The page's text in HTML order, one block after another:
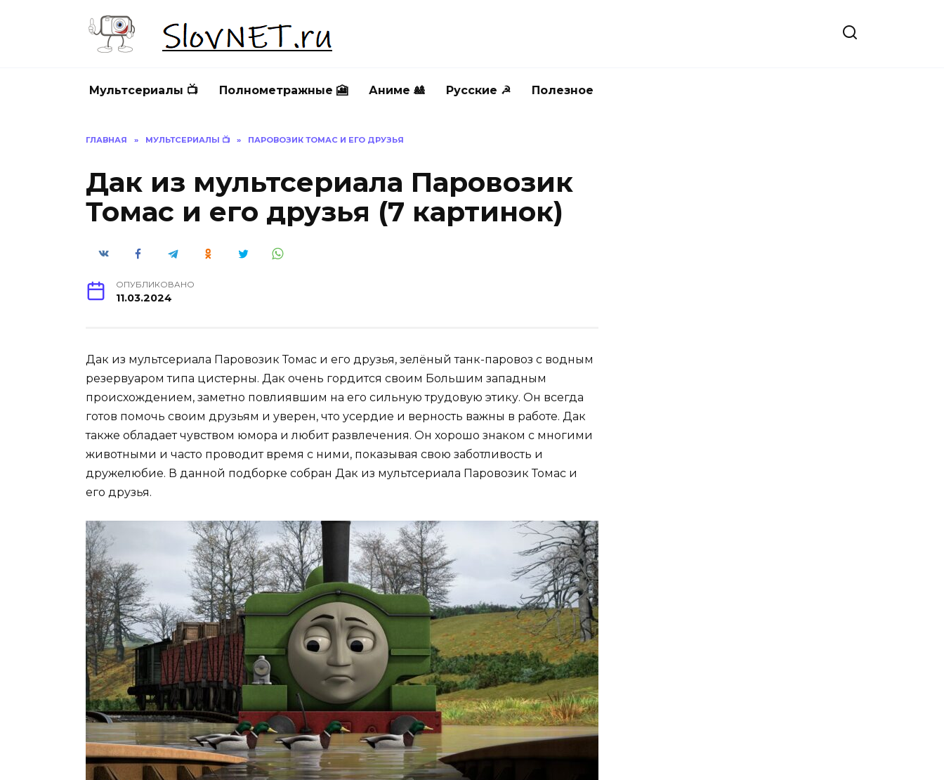
Мультсериалы 📺 Полнометражные 🎦 Аниме 🎎 Русские ☭ Полезное
ГЛАВНАЯ » МУЛЬТСЕРИАЛЫ 📺 » ПАРОВОЗИК ТОМАС И ЕГО ДРУЗЬЯ
Дак из мультсериала Паровозик
Томас и его друзья (7 картинок)
ОПУБЛИКОВАНО
11.03.2024
Дак из мультсериала Паровозик Томас и его друзья, зелёный танк-паровоз с водным
резервуаром типа цистерны. Дак очень гордится своим Большим западным
происхождением, заметно повлиявшим на его сильную трудовую этику. Он всегда
готов помочь своим друзьям и уверен, что усердие и верность важны в работе. Дак
также обладает чувством юмора и любит развлечения. Он хорошо знаком с многими
животными и часто проводит время с ними, показывая свою заботливость и
дружелюбие. В данной подборке собран Дак из мультсериала Паровозик Томас и
его друзья.